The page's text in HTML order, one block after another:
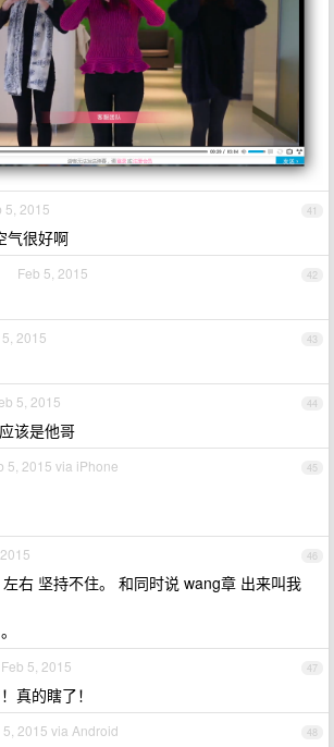
41
5, 2015
气很好啊
42
Feb 5, 2015
43
2015
44
5, 2015
应该是他哥
45
5, 2015 via iPhone
46
右 坚持不住。 和同时说 wang章 出来叫我
47
Feb 5, 2015
真的瞎了！
48
5, 2015 via Android